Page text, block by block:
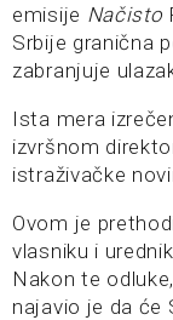
emisije Načisto
Srbije granična
zabranjuje
Ista mera
izvršnom
istraživačke
Ovom je
vlasniku i
Nakon te
najavio je da će